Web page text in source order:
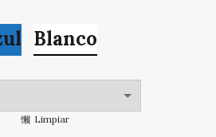
Blanco
Limpiar